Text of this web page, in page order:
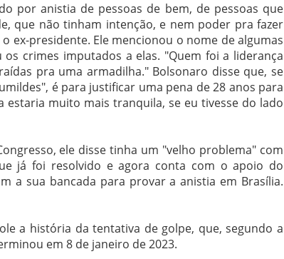
por anistia de pessoas de bem, de pessoas que
que não tinham intenção, e nem poder pra fazer
ex-presidente. Ele mencionou o nome de algumas
crimes imputados a elas. "Quem foi a liderança
pra uma armadilha." Bolsonaro disse que, se
é para justificar uma pena de 28 anos para
estaria muito mais tranquila, se eu tivesse do lado
ele disse tinha um "velho problema" com
já foi resolvido e agora conta com o apoio do
a sua bancada para provar a anistia em Brasília.
a história da tentativa de golpe, que, segundo a
em 8 de janeiro de 2023.